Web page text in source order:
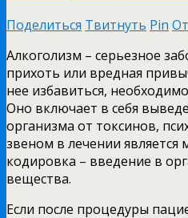
Поделиться Твитнуть Pin
Алкоголизм – серьезное
прихоть или вредная
нее избавиться,
Оно включает в себя
организма от токсинов,
звеном в лечении является
кодировка – введение в
вещества.
Если после процедуры